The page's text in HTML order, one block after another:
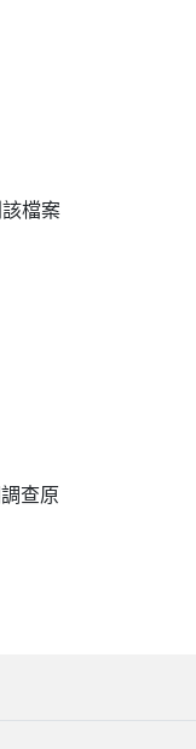
檔案
查原